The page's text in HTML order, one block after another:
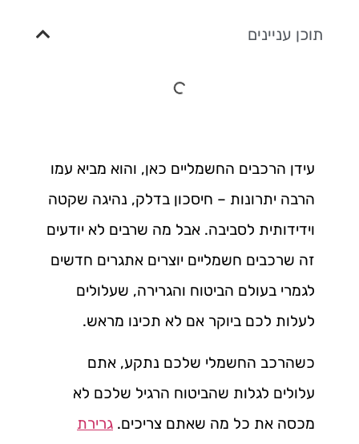
עידן הרכבים החשמליים כאן, והוא מביא עמו
הרבה יתרונות – חיסכון בדלק, נהיגה שקטה
וידידותית לסביבה. אבל מה שרבים לא יודעים
זה שרכבים חשמליים יוצרים אתגרים חדשים
לגמרי בעולם הביטוח והגרירה, שעלולים
לעלות לכם ביוקר אם לא תכינו מראש.
כשהרכב החשמלי שלכם נתקע, אתם
עלולים לגלות שהביטוח הרגיל שלכם לא
מכסה את כל מה שאתם צריכים. גרירת
תוכן עניינים